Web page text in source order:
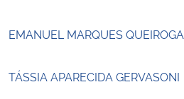
EMANUEL MARQUES QUEIROGA
TÁSSIA APARECIDA GERVASONI